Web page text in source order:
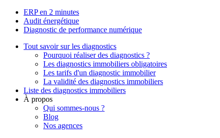
ERP en 2 minutes
Audit énergétique
Diagnostic de performance numérique
Tout savoir sur les diagnostics
Pourquoi réaliser des diagnostics ?
Les diagnostics immobiliers obligatoires
Les tarifs d'un diagnostic immobilier
La validité des diagnostics immobiliers
Liste des diagnostics immobiliers
À propos
Qui sommes-nous ?
Blog
Nos agences